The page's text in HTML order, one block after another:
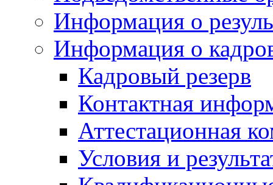
Информация о
Информация о
Кадровый резерв
Контактная
Аттестационная
Условия и